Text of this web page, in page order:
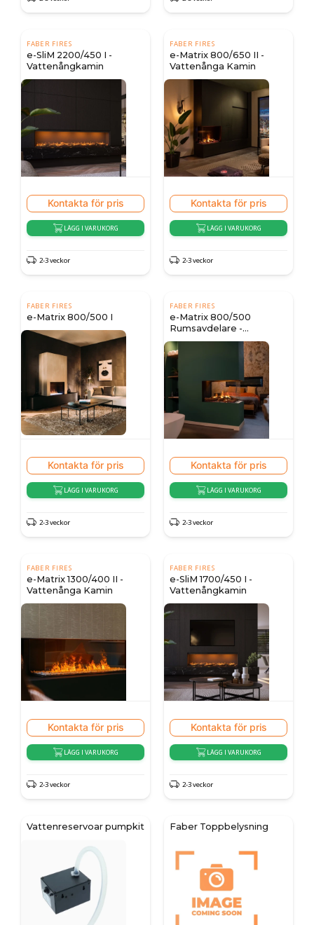
FABER FIRES
e-SliM 2200/450 I -
Vattenångkamin
Kontakta för pris
LÄGG I VARUKORG
2-3 veckor
FABER FIRES
e-Matrix 800/650 II -
Vattenånga Kamin
Kontakta för pris
LÄGG I VARUKORG
2-3 veckor
FABER FIRES
e-Matrix 800/500 I
Kontakta för pris
LÄGG I VARUKORG
2-3 veckor
FABER FIRES
e-Matrix 800/500
Rumsavdelare -
Vattenångkamin
Kontakta för pris
LÄGG I VARUKORG
2-3 veckor
FABER FIRES
e-Matrix 1300/400 II -
Vattenånga Kamin
Kontakta för pris
LÄGG I VARUKORG
2-3 veckor
FABER FIRES
e-SliM 1700/450 I -
Vattenångkamin
Kontakta för pris
LÄGG I VARUKORG
2-3 veckor
Vattenreservoar pumpkit Faber Toppbelysning